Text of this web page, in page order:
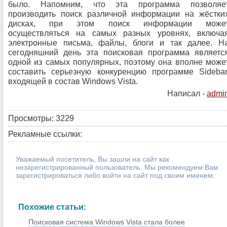
было. Напомним, что эта программа
производить поиск различной информации на
дисках, при этом поиск информации
осуществляться на самых разных уровнях,
электронные письма, файлы, блоги и так далее.
сегодняшний день эта поисковая программа
одной из самых популярных, поэтому она вполне
составить серьезную конкуренцию программе
входящей в состав Windows Vista.
Написал -
Просмотры: 3229
Рекламные ссылки:
Уважаемый посетитель, Вы зашли на сайт как
незарегистрированный пользователь. Мы рекомендуем Вам
зарегистрироваться либо войти на сайт под своим именем.
Похожие статьи:
Поисковая система Windows Vista стала более